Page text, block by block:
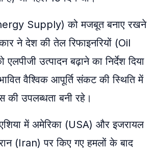
Supply) को मजबूत बनाए रखने
ने देश की तेल रिफाइनरियों (Oil
उत्पादन बढ़ाने का निर्देश दिया
वैश्विक आपूर्ति संकट की स्थिति में
की उपलब्धता बनी रहे।
में अमेरिका (USA) और इजरायल
(Iran) पर किए गए हमलों के बाद